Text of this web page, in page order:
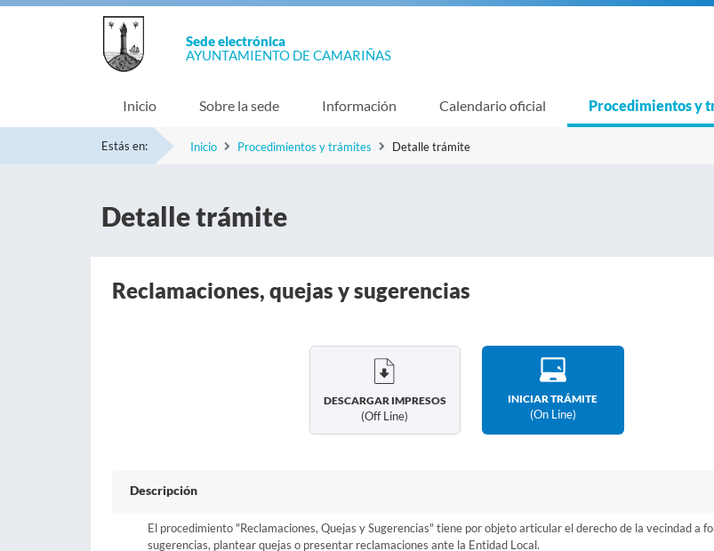
Sede electrónica
AYUNTAMIENTO DE CAMARIÑAS
Inicio Sobre la sede Información Calendario oficial Procedimientos y
Estás en: Inicio Procedimientos y trámites Detalle trámite
Detalle trámite
Reclamaciones, quejas y sugerencias
DESCARGAR IMPRESOS
(off Line)
INICIAR TRÁMITE
(on Line)
Descripción
El procedimiento "Reclamaciones, Quejas y Sugerencias" tiene por objeto articular el derecho de la vecindad a
sugerencias, plantear quejas o presentar reclamaciones ante la Entidad Local.